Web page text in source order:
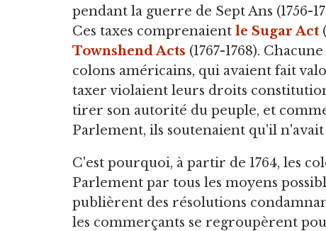
pendant la guerre de Sept Ans (1756-
Ces taxes comprenaient le Sugar Act
Townshend Acts (1767-1768).
colons américains, qui avaient fait
taxer violaient leurs droits
tirer son autorité du peuple, et
Parlement, ils soutenaient qu'il
C'est pourquoi, à partir de 1764, les
Parlement par tous les moyens
publièrent des résolutions
les commerçants se regroupèrent